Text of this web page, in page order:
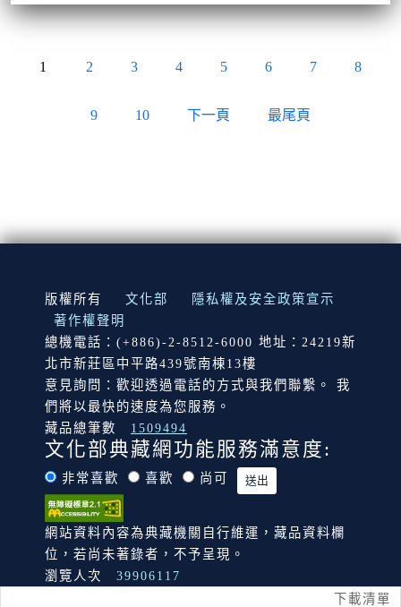
下載清單
1 2 3 4 5 6 7 8
9 10 下一頁 最尾頁
:::
版權所有 文化部
隱私權及安全政策宣示
著作權聲明
總機電話：(+886)-2-8512-6000 地址：24219新
北市新莊區中平路439號南棟13樓
意見詢問：歡迎透過電話的方式與我們聯繫。 我
們將以最快的速度為您服務。
藏品總筆數
1509494
文化部典藏網功能服務滿意度:
非常喜歡 喜歡 尚可
網站資料內容為典藏機關自行維運，藏品資料欄
位，若尚未著錄者，不予呈現。
瀏覽人次
39906117